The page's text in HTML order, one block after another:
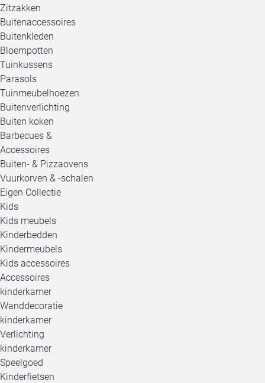
Zitzakken
Buitenaccessoires
Buitenkleden
Bloempotten
Tuinkussens
Parasols
Tuinmeubelhoezen
Buitenverlichting
Buiten koken
Barbecues &
Accessoires
Buiten- & Pizzaovens
Vuurkorven & -schalen
Eigen Collectie
Kids
Kids meubels
Kinderbedden
Kindermeubels
Kids accessoires
Accessoires
kinderkamer
Wanddecoratie
kinderkamer
Verlichting
kinderkamer
Speelgoed
Kinderfietsen